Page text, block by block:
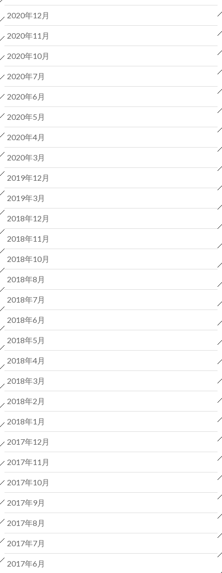
2020年12月
2020年11月
2020年10月
2020年7月
2020年6月
2020年5月
2020年4月
2020年3月
2019年12月
2019年3月
2018年12月
2018年11月
2018年10月
2018年8月
2018年7月
2018年6月
2018年5月
2018年4月
2018年3月
2018年2月
2018年1月
2017年12月
2017年11月
2017年10月
2017年9月
2017年8月
2017年7月
2017年6月